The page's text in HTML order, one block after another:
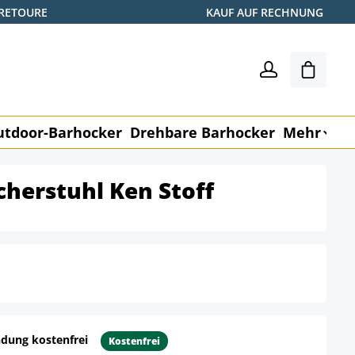
KAUF AUF RECHNUNG
Barhocker Drehbare Barhocker Mehr
Ken Stoff
kostenfrei Kostenfrei